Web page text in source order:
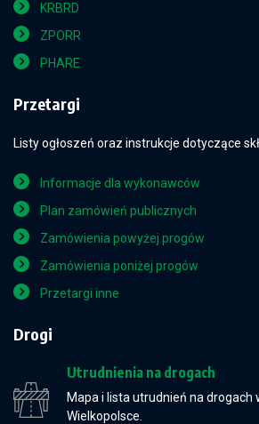
KRBRD
ZPORR
PHARE
Przetargi
Listy ogłoszeń oraz instrukcje dotyczące
Informacje dla wykonawców
Plan zamówień publicznych
Zamówienia powyżej progów
Zamówienia poniżej progów
Przetargi inne
Drogi
Utrudnienia na drogach
Mapa i lista utrudnień na drogach
Wielkopolsce.